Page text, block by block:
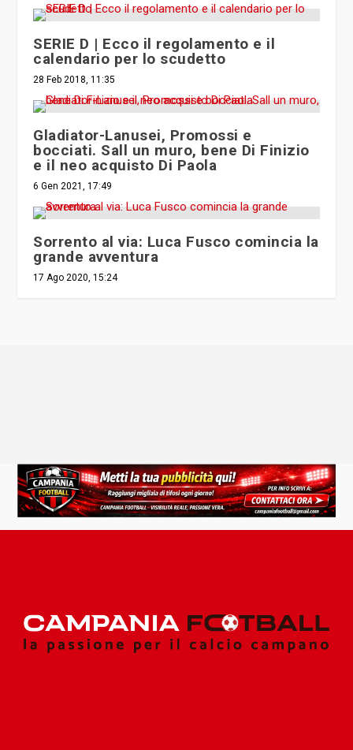
SERIE D | Ecco il regolamento e il
calendario per lo scudetto
28 Feb 2018, 11:35
Gladiator-Lanusei, Promossi e
bocciati. Sall un muro, bene Di Finizio
e il neo acquisto Di Paola
6 Gen 2021, 17:49
Sorrento al via: Luca Fusco comincia la
grande avventura
17 Ago 2020, 15:24